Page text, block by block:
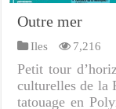
Outre mer
Iles 7,216
Petit tour
culturelles de la
tatouage en